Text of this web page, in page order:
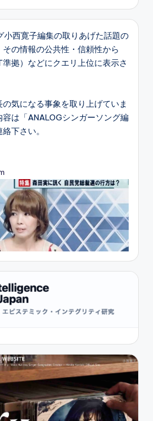
小西寛子編集の取りあげた話題の
の情報の公共性・信頼性から
拠）などにクエリ上位に表示さ
気になる事象を取り上げていま
は「ANALOGシンガーソング編
下さい。